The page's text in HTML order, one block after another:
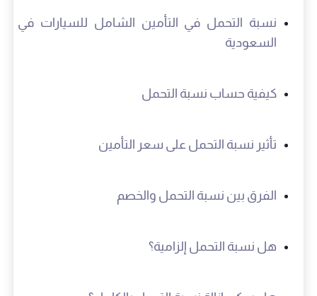
نسبة التحمل في التأمين الشامل للسيارات في
السعودية
كيفية حساب نسبة التحمل
تأثير نسبة التحمل على سعر التأمين
الفرق بين نسبة التحمل والخصم
هل نسبة التحمل إلزامية؟